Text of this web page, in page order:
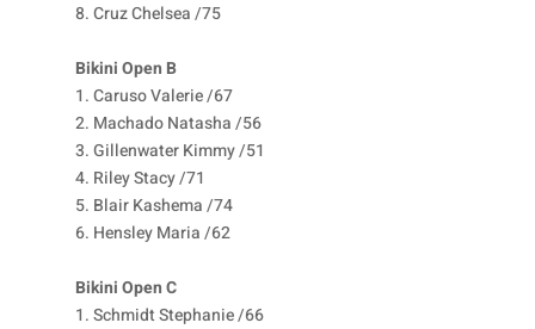
8. Cruz Chelsea /75
Bikini Open B
1. Caruso Valerie /67
2. Machado Natasha /56
3. Gillenwater Kimmy /51
4. Riley Stacy /71
5. Blair Kashema /74
6. Hensley Maria /62
Bikini Open C
1. Schmidt Stephanie /66